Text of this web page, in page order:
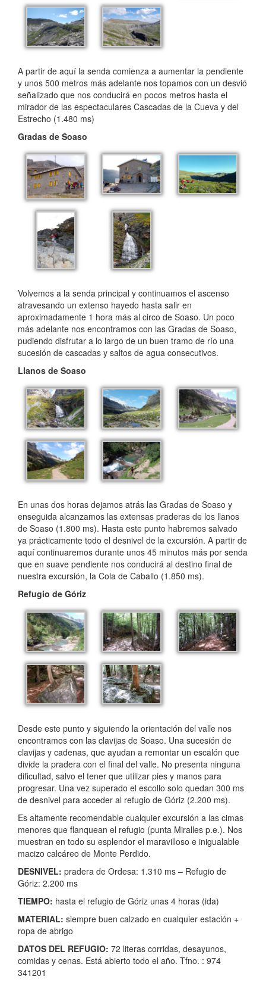
A partir de aquí la senda comienza a aumentar la pendiente
y unos 500 metros más adelante nos topamos con un desvió
señalizado que nos conducirá en pocos metros hasta el
mirador de las espectaculares Cascadas de la Cueva y del
Estrecho (1.480 ms)
Gradas de Soaso
Volvemos a la senda principal y continuamos el ascenso
atravesando un extenso hayedo hasta salir en
aproximadamente 1 hora más al circo de Soaso. Un poco
más adelante nos encontramos con las Gradas de Soaso,
pudiendo disfrutar a lo largo de un buen tramo de río una
sucesión de cascadas y saltos de agua consecutivos.
Llanos de Soaso
En unas dos horas dejamos atrás las Gradas de Soaso y
enseguida alcanzamos las extensas praderas de los llanos
de Soaso (1.800 ms). Hasta este punto habremos salvado
ya prácticamente todo el desnivel de la excursión. A partir de
aquí continuaremos durante unos 45 minutos más por senda
que en suave pendiente nos conducirá al destino final de
nuestra excursión, la Cola de Caballo (1.850 ms).
Refugio de Góriz
Desde este punto y siguiendo la orientación del valle nos
encontramos con las clavijas de Soaso. Una sucesión de
clavijas y cadenas, que ayudan a remontar un escalón que
divide la pradera con el final del valle. No presenta ninguna
dificultad, salvo el tener que utilizar pies y manos para
progresar. Una vez superado el escollo solo quedan 300 ms
de desnivel para acceder al refugio de Góriz (2.200 ms).
Es altamente recomendable cualquier excursión a las cimas
menores que flanquean el refugio (punta Miralles p.e.). Nos
muestran en todo su esplendor el maravilloso e inigualable
macizo calcáreo de Monte Perdido.
DESNIVEL: pradera de Ordesa: 1.310 ms – Refugio de
Góriz: 2.200 ms
TIEMPO: hasta el refugio de Góriz unas 4 horas (ida)
MATERIAL: siempre buen calzado en cualquier estación +
ropa de abrigo
DATOS DEL REFUGIO: 72 literas corridas, desayunos,
comidas y cenas. Está abierto todo el año. Tfno. : 974
341201